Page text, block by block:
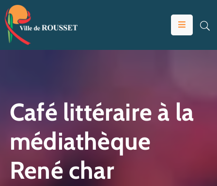
VOTRE
ÉDUCATION
JEUNESSE
SOLIDARITÉS
Café littéraire à la
médiathèque
René char